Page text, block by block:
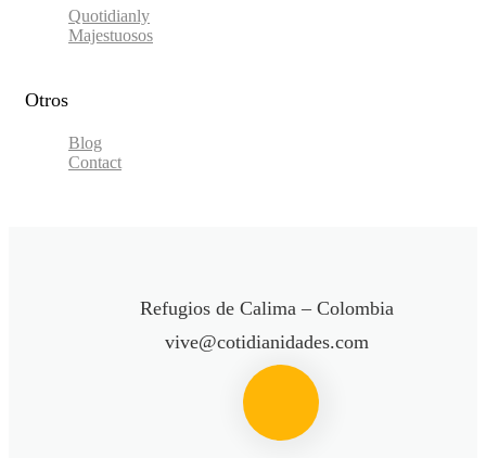
Quotidianly
Majestuosos
Otros
Blog
Contact
Refugios de Calima – Colombia
vive@cotidianidades.com